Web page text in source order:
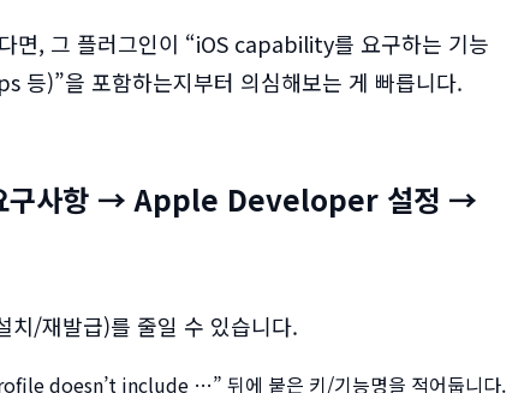
면, 그 플러그인이 “iOS capability를 요구하는 기능
)”을 포함하는지부터 의심해보는 게 빠릅니다.
구사항 → Apple Developer 설정 →
치/재발급)를 줄일 수 있습니다.
doesn’t include …” 뒤에 붙은 키/기능명을 적어둡니다.